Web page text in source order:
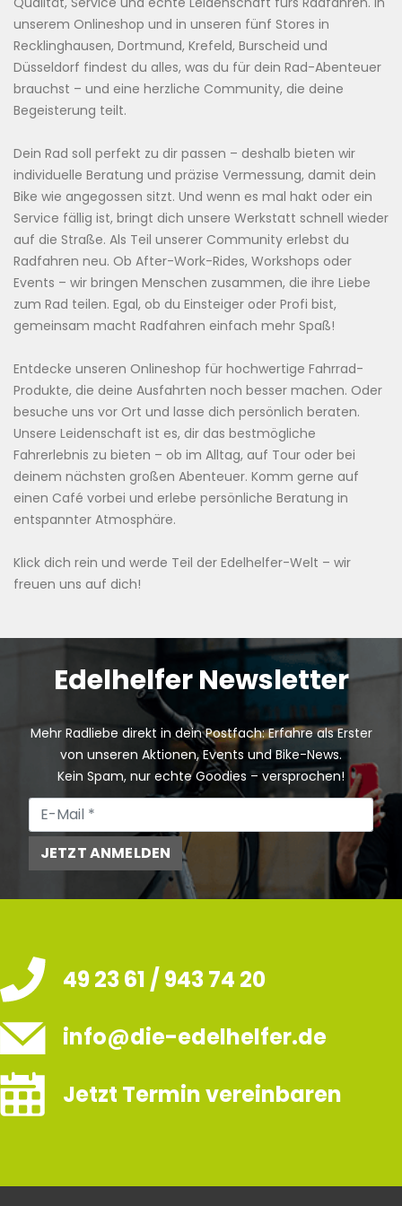
unserem Onlineshop und in unseren fünf Stores in
Recklinghausen, Dortmund, Krefeld, Burscheid und
Düsseldorf findest du alles, was du für dein Rad-Abenteuer
brauchst – und eine herzliche Community, die deine
Begeisterung teilt.
Dein Rad soll perfekt zu dir passen – deshalb bieten wir
individuelle Beratung und präzise Vermessung, damit dein
Bike wie angegossen sitzt. Und wenn es mal hakt oder ein
Service fällig ist, bringt dich unsere Werkstatt schnell wieder
auf die Straße. Als Teil unserer Community erlebst du
Radfahren neu. Ob After-Work-Rides, Workshops oder
Events – wir bringen Menschen zusammen, die ihre Liebe
zum Rad teilen. Egal, ob du Einsteiger oder Profi bist,
gemeinsam macht Radfahren einfach mehr Spaß!
Entdecke unseren Onlineshop für hochwertige Fahrrad-
Produkte, die deine Ausfahrten noch besser machen. Oder
besuche uns vor Ort und lasse dich persönlich beraten.
Unsere Leidenschaft ist es, dir das bestmögliche
Fahrerlebnis zu bieten – ob im Alltag, auf Tour oder bei
deinem nächsten großen Abenteuer. Komm gerne auf
einen Café vorbei und erlebe persönliche Beratung in
entspannter Atmosphäre.
Klick dich rein und werde Teil der Edelhelfer-Welt – wir
freuen uns auf dich!
Edelhelfer Newsletter
Mehr Radliebe direkt in dein Postfach: Erfahre als Erster
von unseren Aktionen, Events und Bike-News.
Kein Spam, nur echte Goodies – versprochen!
JETZT ANMELDEN
49 23 61 / 943 74 20
info@die-edelhelfer.de
Jetzt Termin vereinbaren